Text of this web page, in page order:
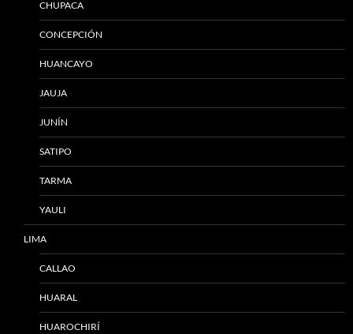
CHUPACA
CONCEPCIÓN
HUANCAYO
JAUJA
JUNÍN
SATIPO
TARMA
YAULI
LIMA
CALLAO
HUARAL
HUAROCHIRÍ